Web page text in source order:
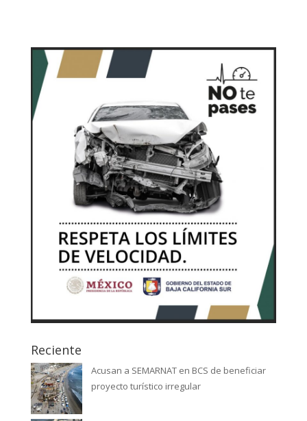
Reciente
Acusan a SEMARNAT en BCS de beneficiar
proyecto turístico irregular